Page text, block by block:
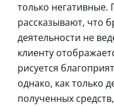
только негативные.
рассказывают, что
деятельности не
клиенту
рисуется
однако, как только
полученных